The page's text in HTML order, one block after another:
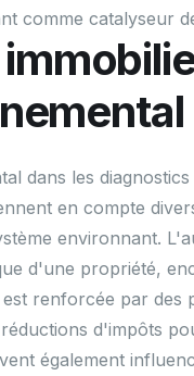
comme catalyseur
dans les
en compte
environnant.
d'une propriété,
renforcée par des
d'impôts
également